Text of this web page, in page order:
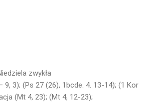
zwykła
9, 3); (Ps 27 (26), 1bcde. 4. 13-14); (1 Kor
(Mt 4, 23); (Mt 4, 12-23);